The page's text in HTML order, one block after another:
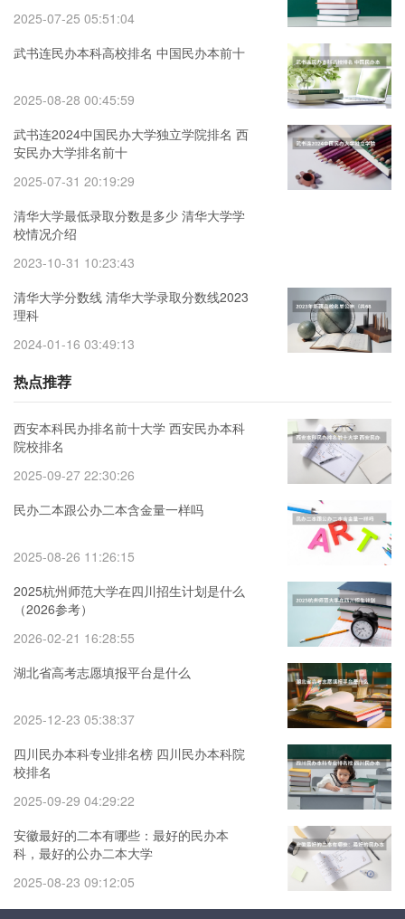
2025-07-25 05:51:04
武书连民办本科高校排名 中国民办本前十
2025-08-28 00:45:59
武书连2024中国民办大学独立学院排名 西
安民办大学排名前十
2025-07-31 20:19:29
清华大学最低录取分数是多少 清华大学学
校情况介绍
2023-10-31 10:23:43
清华大学分数线 清华大学录取分数线2023
理科
2024-01-16 03:49:13
热点推荐
西安本科民办排名前十大学 西安民办本科
院校排名
2025-09-27 22:30:26
民办二本跟公办二本含金量一样吗
2025-08-26 11:26:15
2025杭州师范大学在四川招生计划是什么
（2026参考）
2026-02-21 16:28:55
湖北省高考志愿填报平台是什么
2025-12-23 05:38:37
四川民办本科专业排名榜 四川民办本科院
校排名
2025-09-29 04:29:22
安徽最好的二本有哪些：最好的民办本
科，最好的公办二本大学
2025-08-23 09:12:05